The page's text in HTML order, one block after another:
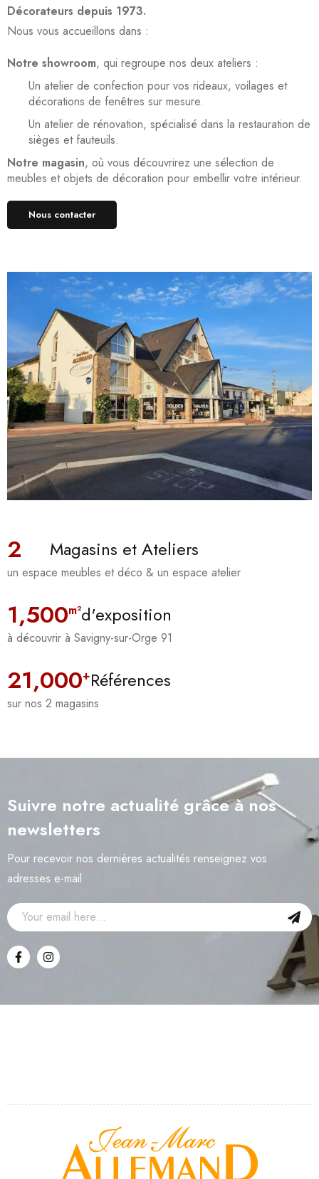
Décorateurs depuis 1973.
Nous vous accueillons dans :
Notre showroom, qui regroupe nos deux ateliers :
Un atelier de confection pour vos rideaux, voilages et
décorations de fenêtres sur mesure.
Un atelier de rénovation, spécialisé dans la restauration de
sièges et fauteuils.
Notre magasin, où vous découvrirez une sélection de
meubles et objets de décoration pour embellir votre intérieur.
Nous contacter
Magasins et Ateliers
2
un espace meubles et déco & un espace atelier
d'exposition
1,500m²
à découvrir à Savigny-sur-Orge 91
Références
21,000+
sur nos 2 magasins
Suivre notre actualité grâce à nos
newsletters
Pour recevoir nos dernières actualités renseignez vos
adresses e-mail